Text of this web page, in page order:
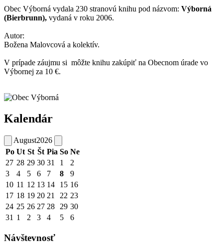
Obec Výborná vydala 230 stranovú knihu pod názvom: Výborná
(Bierbrunn), vydaná v roku 2006.
Autor:
Božena Malovcová a kolektív.
V prípade záujmu si môžte knihu zakúpiť na Obecnom úrade vo
Výbornej za 10 €.
Kalendár
August2026
Po Ut St Št Pia So Ne
27 28 29 30 31 1
2
3
4 5 6 7 8
9
10 11 12 13 14 15 16
17 18 19 20 21 22 23
24 25 26 27 28 29 30
31 1 2 3 4 5 6
Návštevnosť